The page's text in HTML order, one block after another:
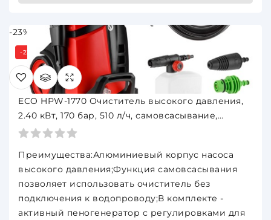
-23%
-23%
ECO HPW-1770 Очиститель высокого давления,
2.40 кВт, 170 бар, 510 л/ч, самовсасывание,
телескоп. ручка, активный пеногенератор
Преимущества:Алюминиевый корпус насоса
высокого давления;Функция самовсасывания
позволяет использовать очиститель без
подключения к водопроводу;В комплекте -
активный пеногенератор с регулировками для